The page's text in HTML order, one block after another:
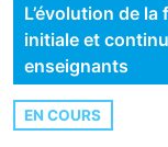
L’évolution de
initiale et
enseignants
EN COURS